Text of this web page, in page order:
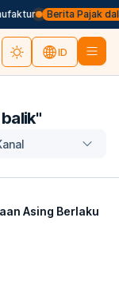
Berita Pajak
ID
"
Asing Berlaku